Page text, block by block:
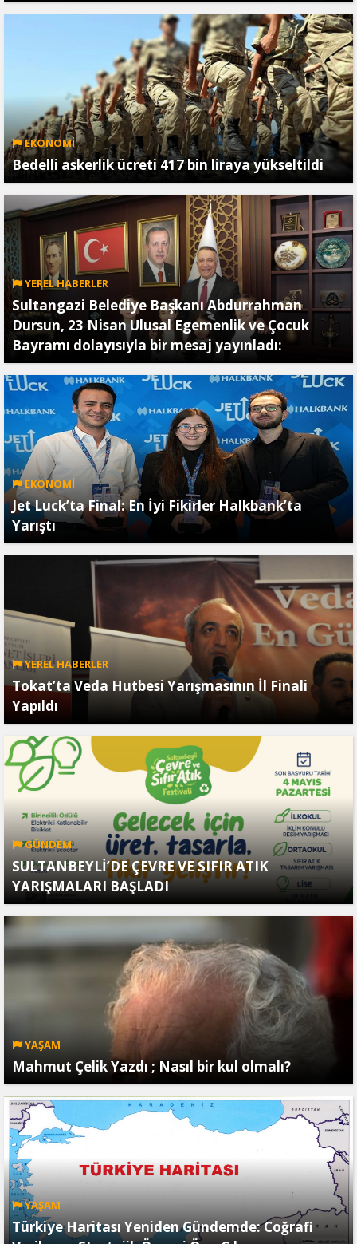
EKONOMİ
Bedelli askerlik ücreti 417 bin liraya yükseltildi
YEREL HABERLER
Sultangazi Belediye Başkanı Abdurrahman
Dursun, 23 Nisan Ulusal Egemenlik ve Çocuk
Bayramı dolayısıyla bir mesaj yayınladı:
EKONOMİ
Jet Luck’ta Final: En İyi Fikirler Halkbank’ta
Yarıştı
YEREL HABERLER
Tokat’ta Veda Hutbesi Yarışmasının İl Finali
Yapıldı
GÜNDEM
SULTANBEYLİ’DE ÇEVRE VE SIFIR ATIK
YARIŞMALARI BAŞLADI
YAŞAM
Mahmut Çelik Yazdı ; Nasıl bir kul olmalı?
YAŞAM
Türkiye Haritası Yeniden Gündemde: Coğrafi